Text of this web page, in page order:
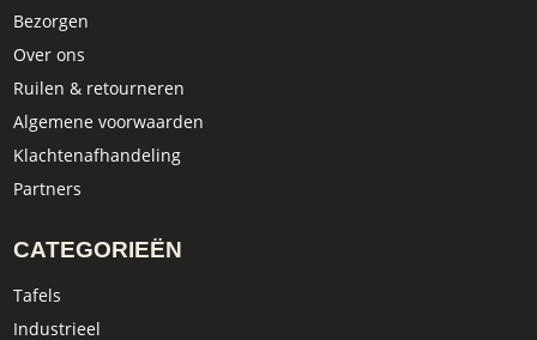
Bezorgen
Over ons
Ruilen & retourneren
Algemene voorwaarden
Klachtenafhandeling
Partners
CATEGORIEËN
Tafels
Industrieel